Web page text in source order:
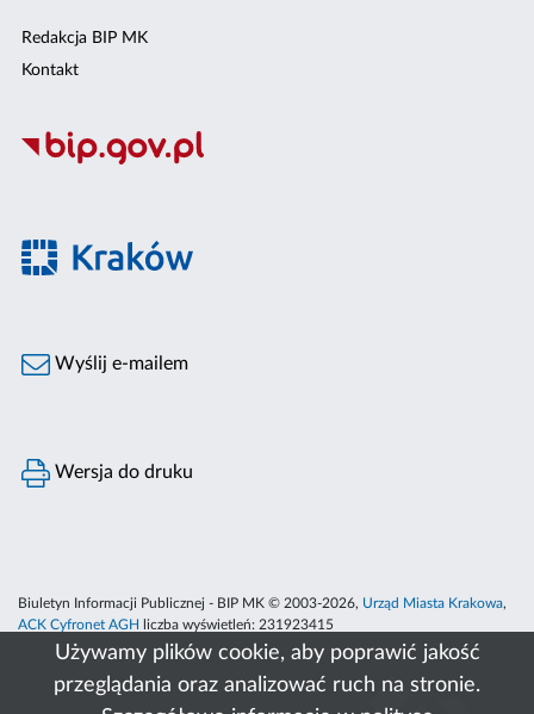
Używamy plików cookie, aby poprawić jakość
przeglądania oraz analizować ruch na stronie.
Redakcja BIP MK
Kontakt
Wyślij e-mailem
Wersja do druku
Biuletyn Informacji Publicznej - BIP MK © 2003-2026, Urząd Miasta Krakowa,
ACK Cyfronet AGH
liczba wyświetleń: 231923415